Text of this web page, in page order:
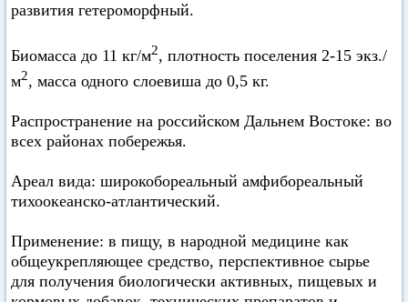
развития гетероморфный.
Биомасса до 11 кг/м2, плотность поселения 2-15 экз./
м2, масса одного слоевиша до 0,5 кг.
Распространение на российском Дальнем Востоке: во
всех районах побережья.
Ареал вида: широкобореальный амфибореальный
тихоокеанско-атлантический.
Применение: в пищу, в народной медицине как
общеукрепляющее средство, перспективное сырье
для получения биологически активных, пищевых и